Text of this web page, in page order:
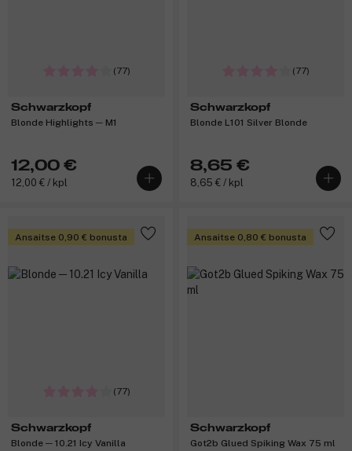
(77)
Schwarzkopf
Blonde Highlights ─ M1
12,00 €
12,00 € / kpl
(77)
Schwarzkopf
Blonde L101 Silver Blonde
8,65 €
8,65 € / kpl
Ansaitse 0,90 € bonusta
(77)
Schwarzkopf
Blonde ─ 10.21 Icy Vanilla
Ansaitse 0,80 € bonusta
Schwarzkopf
Got2b Glued Spiking Wax 75 ml